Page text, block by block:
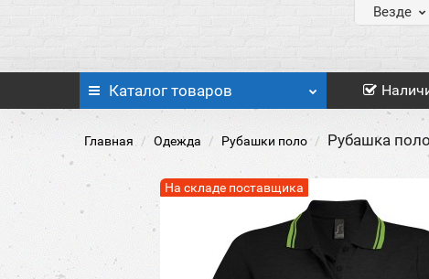
Везде
Каталог товаров
Главная Одежда Рубашки поло Рубашка
На складе поставщика